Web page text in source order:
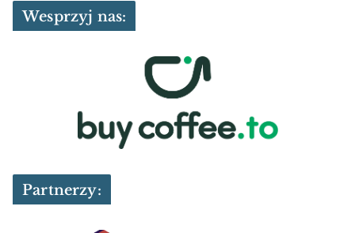
Wesprzyj nas:
Partnerzy: